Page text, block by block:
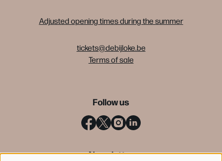
Adjusted opening times during the summer
tickets@debijloke.be
Terms of sale
Follow us
Newsletter